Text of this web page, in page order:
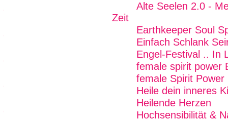
Alte Seelen 2.0 -
Zeit
Earthkeeper Soul
Einfach Schlank
Engel-Festival .. In
female spirit power
female Spirit
Heile dein inneres
Heilende Herzen
Hochsensibilität &